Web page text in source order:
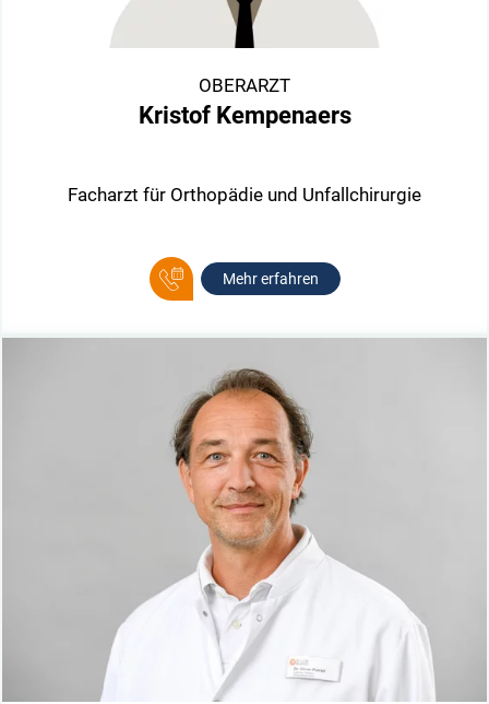
OBERARZT
Kristof Kempenaers
Facharzt für Orthopädie und Unfallchirurgie
Mehr erfahren